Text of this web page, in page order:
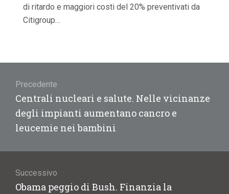
di ritardo e maggiori costi del 20% preventivati da
Citigroup…
articoli
Precedente
Articolo
precedente:
Centrali nucleari e salute. Nelle vicinanze
degli impianti aumentano cancro e
leucemie nei bambini
Successivo
Articolo
Obama peggio di Bush. Finanzia la